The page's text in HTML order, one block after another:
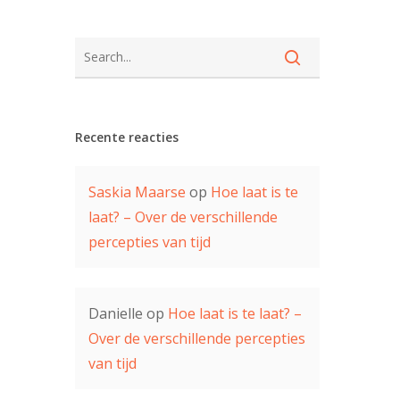
Recente reacties
Saskia Maarse op Hoe laat is te
laat? – Over de verschillende
percepties van tijd
Danielle op Hoe laat is te laat? –
Over de verschillende percepties
van tijd